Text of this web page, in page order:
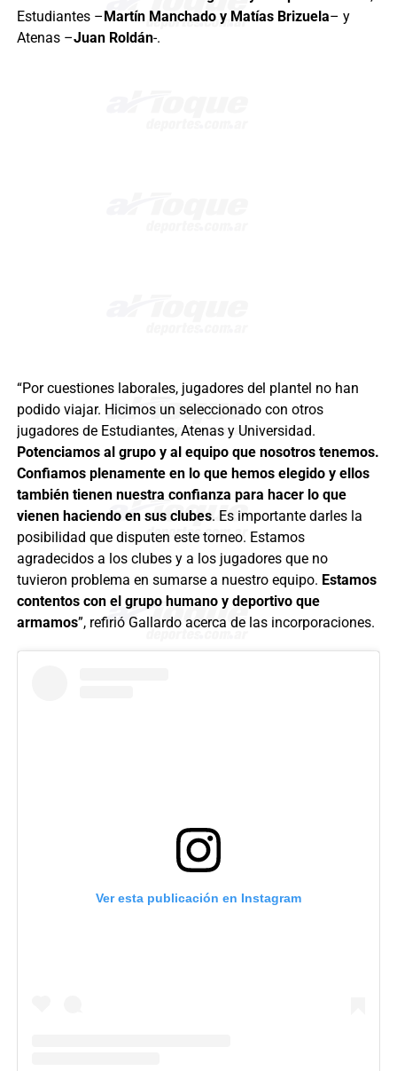
Estudiantes –Martín Manchado y Matías Brizuela– y
Atenas –Juan Roldán-.
“Por cuestiones laborales, jugadores del plantel no han
podido viajar. Hicimos un seleccionado con otros
jugadores de Estudiantes, Atenas y Universidad.
Potenciamos al grupo y al equipo que nosotros tenemos.
Confiamos plenamente en lo que hemos elegido y ellos
también tienen nuestra confianza para hacer lo que
vienen haciendo en sus clubes. Es importante darles la
posibilidad que disputen este torneo. Estamos
agradecidos a los clubes y a los jugadores que no
tuvieron problema en sumarse a nuestro equipo. Estamos
contentos con el grupo humano y deportivo que
armamos”, refirió Gallardo acerca de las incorporaciones.
Ver esta publicación en Instagram